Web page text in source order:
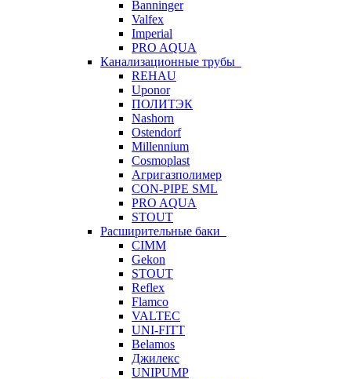
Banninger
Valfex
Imperial
PRO AQUA
Канализационные трубы
REHAU
Uponor
ПОЛИТЭК
Nashorn
Ostendorf
Millennium
Cosmoplast
Агригазполимер
CON-PIPE SML
PRO AQUA
STOUT
Расширительные баки
CIMM
Gekon
STOUT
Reflex
Flamco
VALTEC
UNI-FITT
Belamos
Джилекс
UNIPUMP